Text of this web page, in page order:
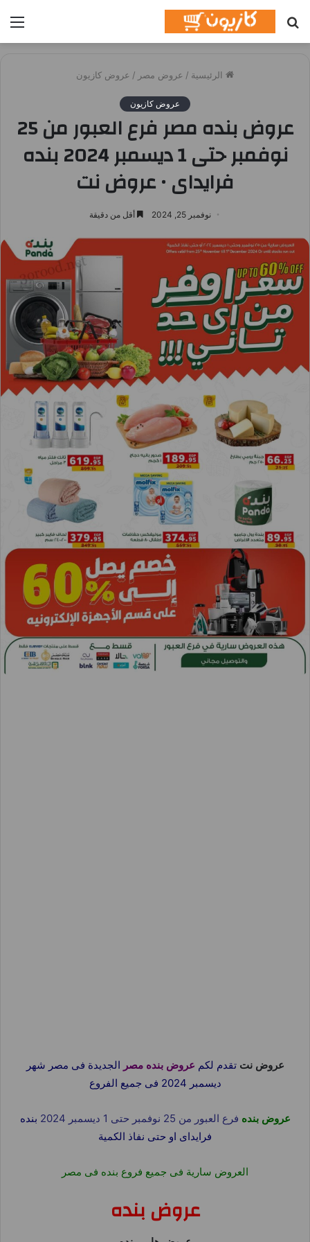
عن
الرئيسية / عروض مصر / عروض كازيون
عروض كازيون
عروض بنده مصر فرع العبور من 25
نوفمبر حتى 1 ديسمبر 2024 بنده
فرايداى • عروض نت
نوفمبر 25, 2024 أقل من دقيقة
عروض نت تقدم لكم عروض بنده مصر الجديدة فى مصر شهر
ديسمبر 2024 فى جميع الفروع
عروض بنده فرع العبور من 25 نوفمبر حتى 1 ديسمبر 2024
بنده
فرايداى او حتى نفاذ الكمية
العروض سارية فى جميع فروع بنده فى مصر
عروض بنده